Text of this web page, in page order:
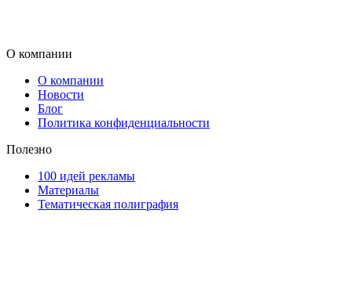
О компании
О компании
Новости
Блог
Политика конфиденциальности
Полезно
100 идей рекламы
Материалы
Тематическая полиграфия